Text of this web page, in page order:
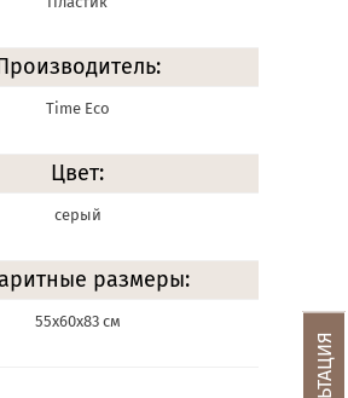
Time Eco
Цвет:
серый
размеры:
55х60х83 см